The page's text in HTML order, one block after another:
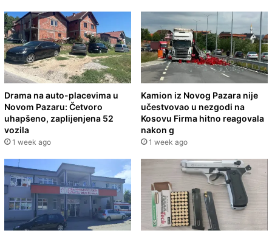
Drama na auto-placevima u
Novom Pazaru: Četvoro
uhapšeno, zaplijenjena 52
vozila
1 week ago
Kamion iz Novog Pazara nije
učestvovao u nezgodi na
Kosovu Firma hitno reagovala
nakon g
1 week ago